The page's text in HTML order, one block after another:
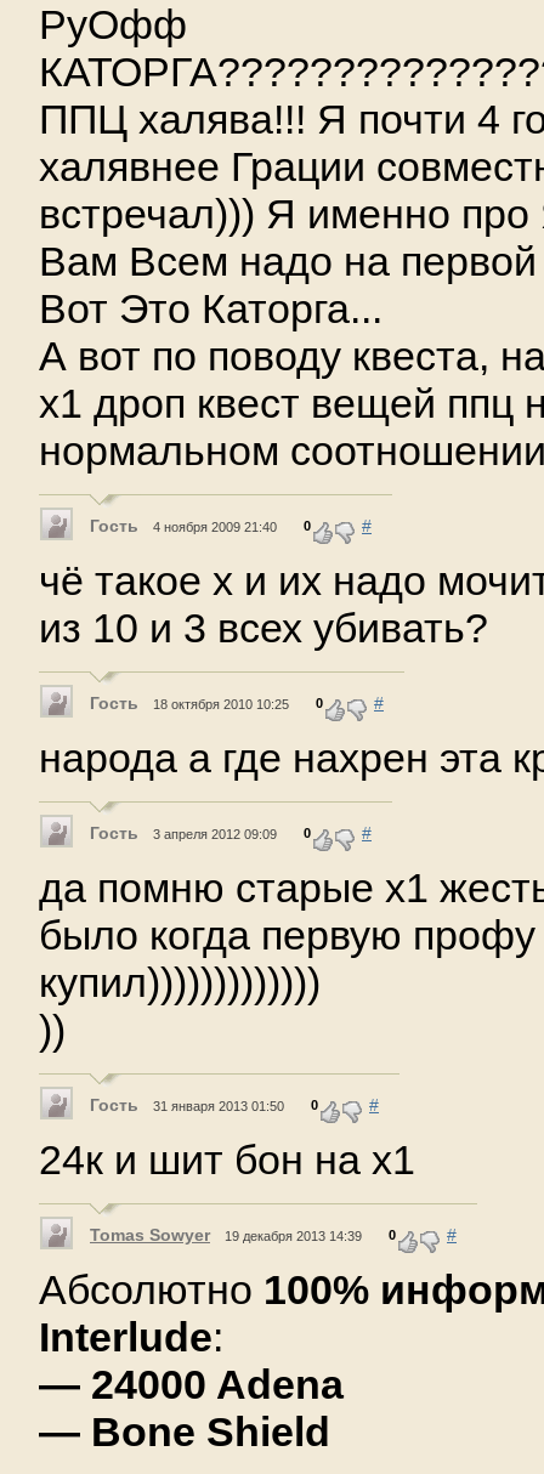
РуОфф
ППЦ халява!!! Я почти 4
халявнее Грации
встречал))) Я именно
Вам Всем надо на первой
Вот Это Каторга...
А вот по поводу квеста,
х1 дроп квест вещей ппц
нормальном
Гость 4 ноября 2009 21:40 0 #
чё такое x и их надо
из 10 и 3 всех убивать?
Гость 18 октября 2010 10:25 0 #
народа а где нахрен эта
Гость 3 апреля 2012 09:09 0 #
да помню старые х1
было когда первую
купил)))))))))))))
))
Гость 31 января 2013 01:50 0 #
24к и шит бон на х1
Tomas Sowyer 19 декабря 2013 14:39 0 #
Абсолютно 100%
Interlude:
— 24000 Adena
— Bone Shield